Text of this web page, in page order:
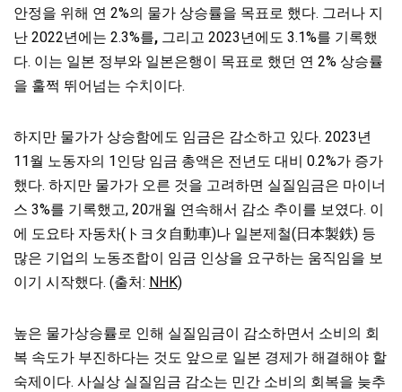
안정을 위해 연 2%의 물가 상승률을 목표로 했다. 그러나 지
난 2022년에는 2.3%를, 그리고 2023년에도 3.1%를 기록했
다. 이는 일본 정부와 일본은행이 목표로 했던 연 2% 상승률
을 훌쩍 뛰어넘는 수치이다.
하지만 물가가 상승함에도 임금은 감소하고 있다. 2023년
11월 노동자의 1인당 임금 총액은 전년도 대비 0.2%가 증가
했다. 하지만 물가가 오른 것을 고려하면 실질임금은 마이너
스 3%를 기록했고, 20개월 연속해서 감소 추이를 보였다. 이
에 도요타 자동차(トヨタ自動車)나 일본제철(日本製鉄) 등
많은 기업의 노동조합이 임금 인상을 요구하는 움직임을 보
이기 시작했다. (출처: NHK)
높은 물가상승률로 인해 실질임금이 감소하면서 소비의 회
복 속도가 부진하다는 것도 앞으로 일본 경제가 해결해야 할
숙제이다. 사실상 실질임금 감소는 민간 소비의 회복을 늦추